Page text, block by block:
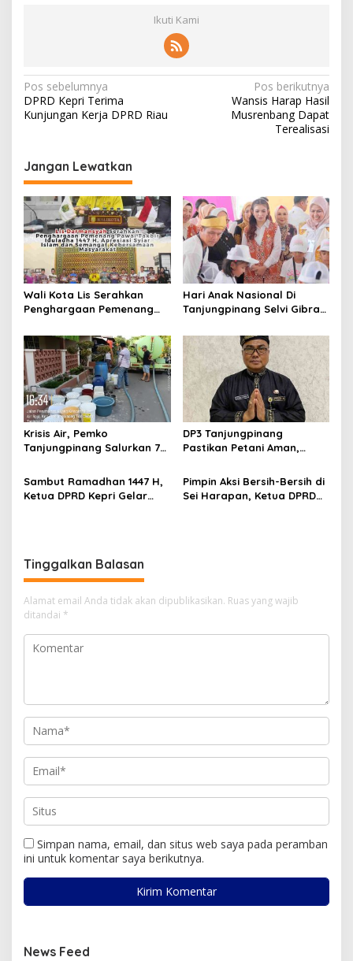
Ikuti Kami
N
a
i
g
a
s
i
p
o
s
Pos sebelumnya
DPRD Kepri Terima
Kunjungan Kerja DPRD Riau
Pos berikutnya
Wansis Harap Hasil
Musrenbang Dapat
Terealisasi
Jangan Lewatkan
Wali Kota Lis Serahkan
Penghargaan Pemenang
H, Ajak Masyarakat Terus
Hidupkan Syiar Islam
Hari Anak Nasional Di
Tanjungpinang Selvi Gibran
Nasional RANA
Krisis Air, Pemko
Tanjungpinang Salurkan 75
Terus Berlanj
DP3 Tanjungpinang
Pastikan Petani Aman,
Instrumen Kendali Inflasi
Sambut Ramadhan 1447 H,
Ketua DPRD Kepri Gelar
Pimpin Aksi Bersih-Bersih di
Sei Harapan, Ketua DPRD
Tinggalkan Balasan
Alamat email Anda tidak akan dipublikasikan. Ruas yang wajib
ditandai *
Simpan nama, email, dan situs web saya pada peramban
ini untuk komentar saya berikutnya.
News Feed